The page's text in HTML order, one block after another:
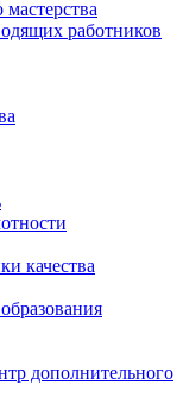
работников
качества
дополнительного